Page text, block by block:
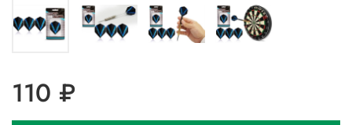
110 ₽